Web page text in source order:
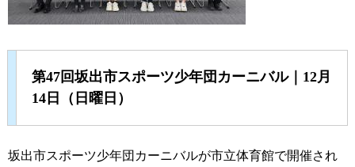
第47回坂出市スポーツ少年団カーニバル｜12月
14日（日曜日）
坂出市スポーツ少年団カーニバルが市立体育館で開催され